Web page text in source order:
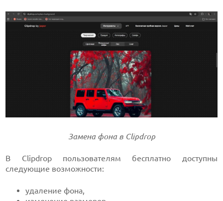
Замена фона в Clipdrop
В Clipdrop пользователям бесплатно доступны
следующие возможности:
удаление фона,